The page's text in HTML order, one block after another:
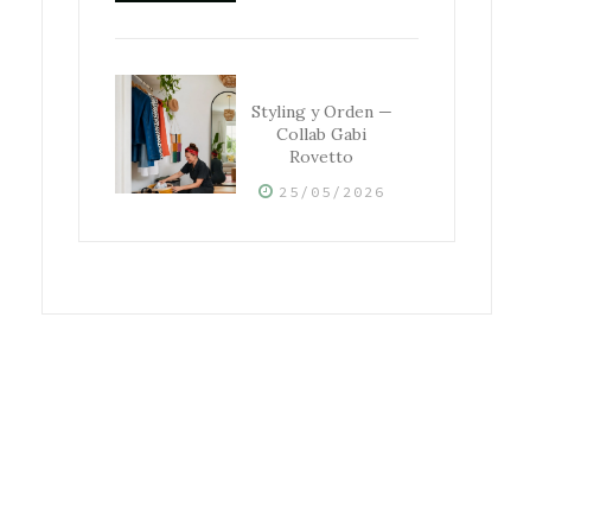
Styling y Orden —
Collab Gabi
Rovetto
25/05/2026